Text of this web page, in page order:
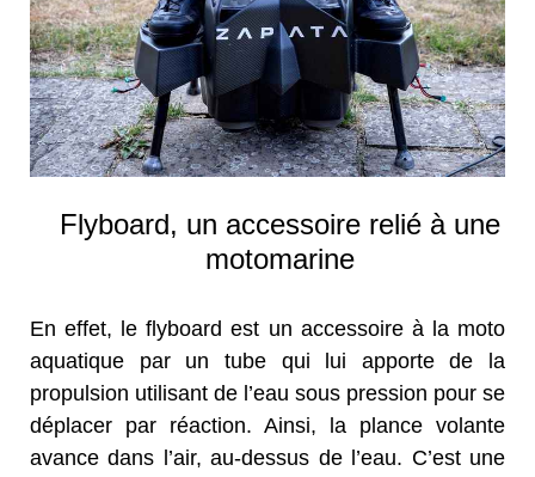
Flyboard, un accessoire relié à une
motomarine
En effet, le flyboard est un accessoire à la moto
aquatique par un tube qui lui apporte de la
propulsion utilisant de l’eau sous pression pour se
déplacer par réaction. Ainsi, la plance volante
avance dans l’air, au-dessus de l’eau. C’est une